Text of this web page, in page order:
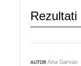
AUTOR Ana Garvas